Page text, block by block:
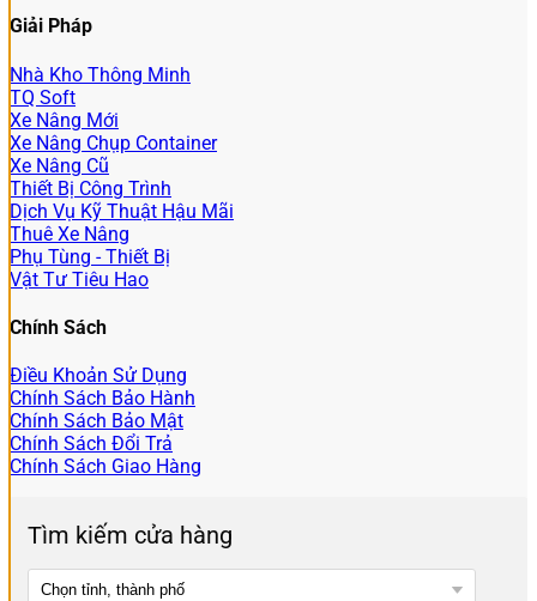
Giải Pháp
Nhà Kho Thông Minh
TQ Soft
Xe Nâng Mới
Xe Nâng Chụp Container
Xe Nâng Cũ
Thiết Bị Công Trình
Dịch Vụ Kỹ Thuật Hậu Mãi
Thuê Xe Nâng
Phụ Tùng - Thiết Bị
Vật Tư Tiêu Hao
Chính Sách
Điều Khoản Sử Dụng
Chính Sách Bảo Hành
Chính Sách Bảo Mật
Chính Sách Đổi Trả
Chính Sách Giao Hàng
Tìm kiếm cửa hàng